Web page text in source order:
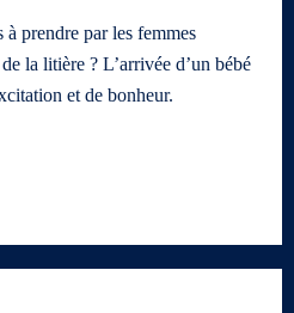
prendre par les femmes
la litière ? L’arrivée d’un bébé
et de bonheur.